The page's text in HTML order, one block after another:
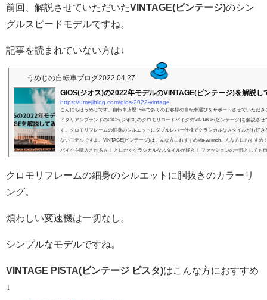
前回、解説させていただいたVINTAGE(ビンテージ)のシン
グルスピードモデルですね。
記事を読まれていない方は↓
うめじの自転車ブログ2022.04.27
GIOS(ジオス)の2022年モデルのVINTAGE(ビンテージ)を解説
https://umejiblog.com/gios-2022-vintage
こんにちはうめじです。自転車店歴15年で多くのお客様の自転車選びをサポートさせていただき
イタリアンブランドのGIOS(ジオス)のクロモリロードバイクのVINTAGE(ビンテージ)を解説させ
す。クロモリフレームの細身のシルエットにダブルレバー仕様でクラシカルなスタイルがお好き
ないモデルですよ。VINTAGE(ビンテージ)はこんな方におすすめ↓fa-wrenchこんな方におすすめ
バイクを購入される方！ とにかくクラシカルなスタイルが好き！ ファッションの一部としても
クロモリフレームの細身のシルエットに胴抜きのカラーリ
ング。
煩わしい変速機は一切なし。
シンプルなモデルですね。
VINTAGE PISTA(ビンテージ ピスタ)はこんな方におすすめ
↓